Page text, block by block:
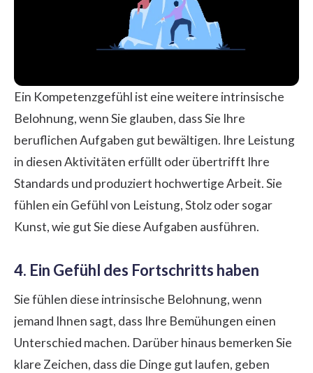
Ein Kompetenzgefühl ist eine weitere intrinsische
Belohnung, wenn Sie glauben, dass Sie Ihre
beruflichen Aufgaben gut bewältigen. Ihre Leistung
in diesen Aktivitäten erfüllt oder übertrifft Ihre
Standards und produziert hochwertige Arbeit. Sie
fühlen ein Gefühl von Leistung, Stolz oder sogar
Kunst, wie gut Sie diese Aufgaben ausführen.
4. Ein Gefühl des Fortschritts haben
Sie fühlen diese intrinsische Belohnung, wenn
jemand Ihnen sagt, dass Ihre Bemühungen einen
Unterschied machen. Darüber hinaus bemerken Sie
klare Zeichen, dass die Dinge gut laufen, geben